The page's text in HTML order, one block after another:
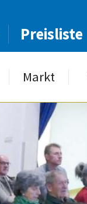
Preisliste
Markt